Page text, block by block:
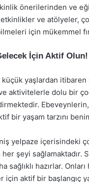
önerilerinden ve
ve atölyeler,
için mükemmel
İçin Aktif Olun!
yaşlardan itibaren
aktivitelerle dolu bir
bir yaşam tarzını
yelpaze içerisindeki
her şeyi
sağlıklı hazırlar.
için aktif bir